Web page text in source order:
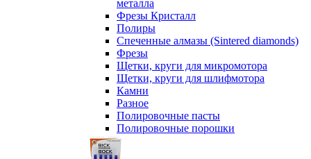
металла
Фрезы Кристалл
Полиры
Спеченные алмазы (Sintered diamonds)
Фрезы
Щетки, круги для микромотора
Щетки, круги для шлифмотора
Камни
Разное
Полировочные пасты
Полировочные порошки